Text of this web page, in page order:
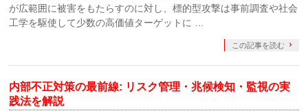
が広範囲に被害をもたらすのに対し、標的型攻撃は事前調査や社会
工学を駆使して少数の高価値ターゲットに …
この記事を読む
内部不正対策の最前線: リスク管理・兆候検知・監視の実
践法を解説